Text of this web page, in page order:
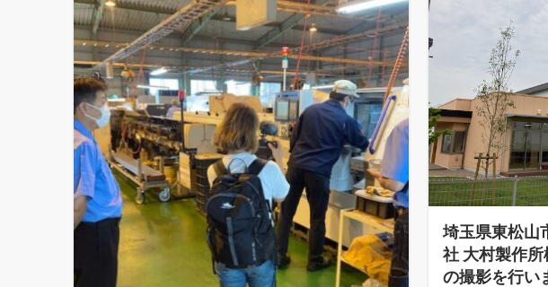
埼玉県東松山
社 大村製作所
の撮影を行い